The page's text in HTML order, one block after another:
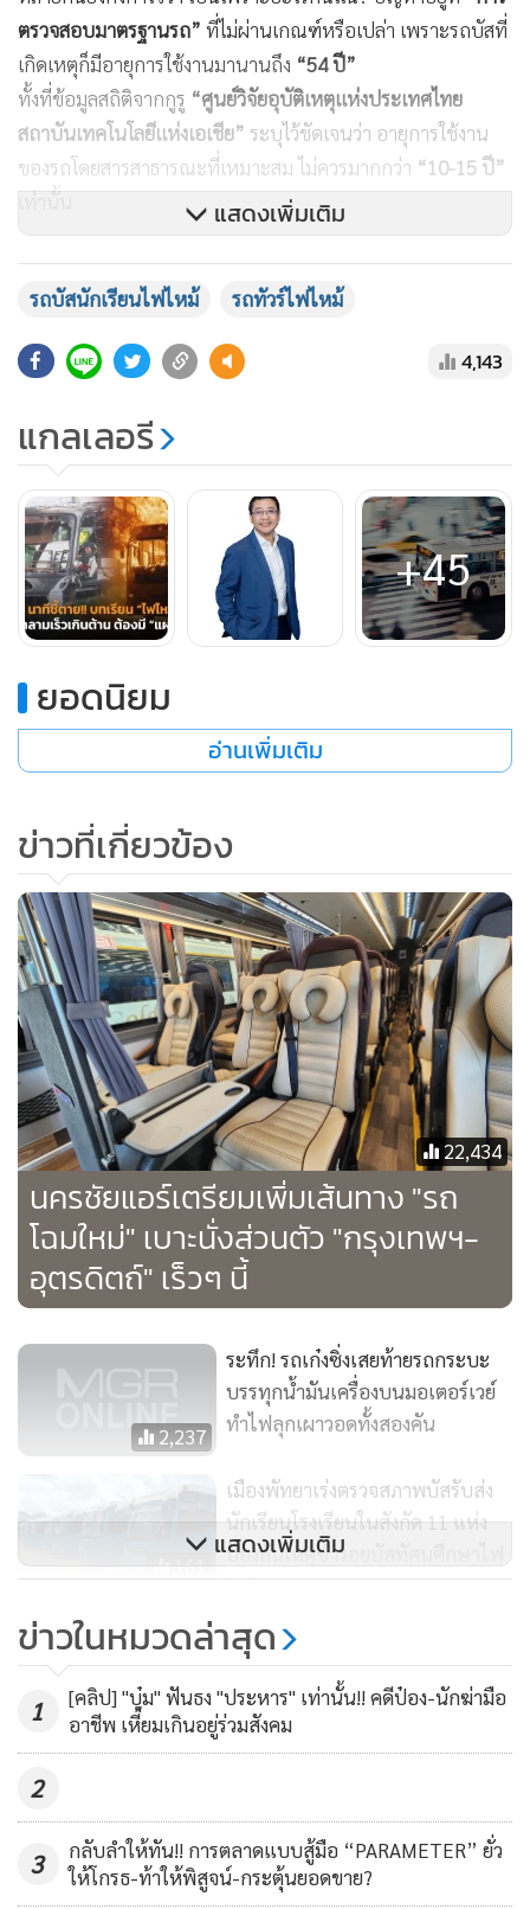
ตรวจสอบมาตรฐานรถ” ที่ไม่ผ่านเกณฑ์หรือเปล่า เพราะรถบัสที่
เกิดเหตุก็มีอายุการใช้งานมานานถึง “54 ปี”
ทั้งที่ข้อมูลสถิติจากกูรู “ศูนย์วิจัยอุบัติเหตุแห่งประเทศไทย
สถาบันเทคโนโลยีแห่งเอเชีย” ระบุไว้ชัดเจนว่า อายุการใช้งาน
ของรถโดยสารสาธารณะที่เหมาะสม ไม่ควรมากกว่า “10-15 ปี”
เท่านั้น
หนำซ้ำตอนเกิดเหตุ“ประตูฉุกเฉิน”ก็“เปิดไม่ได้”แถมตัวรถยัง
มีการ“ดัดแปลง”มาใช้แบบแก็ส NGV เองอีกต่างหาก
เพื่อตอบคำถามนี้ ทีมข่าวขอให้นักวิชาการด้านยานยนต์อย่าง
“รศ.ดร.ยศพงษ์ ลออนวล”ผู้ช่วยอธิการบดีฝ่ายพัฒนาความ
ยั่งยืนและหัวหน้าศูนย์วิจัย “MOVE” มหาวิทยาลัยเทคโนโลยี
พระจอมเกล้าธนบุรี ช่วยวิเคราะห์
คำตอบที่ได้คือ มาตรฐานยานยนต์บ้านเรายังอ่อนแอ ถ้าเทียบกับ
ในแถบยุโรป โดยเฉพาะประเด็นระบบความปลอดภัยของรถ
โดยสารพื้นฐาน ซึ่งจะมีข้อบังคับอยู่ว่า ต้องมี“ค้อนทุบกระจก”
แสดงเพิ่มเติม
รถบัสนักเรียนไฟไหม้ รถทัวร์ไฟไหม้
4,143
แกลเลอรี
+45
ยอดนิยม
อ่านเพิ่มเติม
ข่าวที่เกี่ยวข้อง
22,434
นครชัยแอร์เตรียมเพิ่มเส้นทาง "รถ
โฉมใหม่" เบาะนั่งส่วนตัว "กรุงเทพฯ-
อุตรดิตถ์" เร็วๆ นี้
2,237
ระทึก! รถเก๋งซิ่งเสยท้ายรถกระบะ
บรรทุกน้ำมันเครื่องบนมอเตอร์เวย์
ทำไฟลุกเผาวอดทั้งสองคัน
161
เมืองพัทยาเร่งตรวจสภาพบัสรับส่ง
นักเรียนโรงเรียนในสังกัด 11 แห่ง
ป้องกันเหตุซ้ำรอยบัสทัศนศึกษาไฟ
ไหม้
7,298
ระทึกรับอรุณ! เกิดเหตุไฟไหม้รถ
ทัวร์ VIP อุบลฯ-ภูเก็ต ผู้โดยสารเต็ม
คันหนีตายอลหม่าน
แสดงเพิ่มเติม
ข่าวในหมวดล่าสุด
1
[คลิป] "บุ๋ม" ฟันธง "ประหาร" เท่านั้น!! คดีป๋อง-นักฆ่ามือ
อาชีพ เหี้ยมเกินอยู่ร่วมสังคม
2
3
กลับลำให้ทัน!! การตลาดแบบสู้มือ “PARAMETER” ยั่ว
ให้โกรธ-ท้าให้พิสูจน์-กระตุ้นยอดขาย?